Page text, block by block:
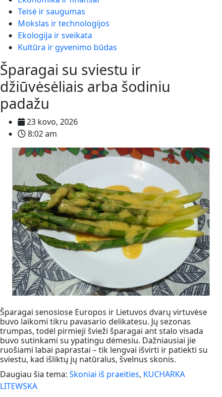
Teisė ir saugumas
Mokslas ir technologijos
Ekologija ir sveikata
Kultūra ir gyvenimo būdas
Šparagai su sviestu ir
džiūvėsėliais arba šodiniu
padažu
23 kovo, 2026
8:02 am
Šparagai senosiose Europos ir Lietuvos dvarų virtuvėse
buvo laikomi tikru pavasario delikatesu. Jų sezonas
trumpas, todėl pirmieji švieži šparagai ant stalo visada
buvo sutinkami su ypatingu dėmesiu. Dažniausiai jie
ruošiami labai paprastai – tik lengvai išvirti ir patiekti su
sviestu, kad išliktų jų natūralus, švelnus skonis.
Daugiau šia tema: Skoniai iš praeities, KUCHARKA
LITEWSKA